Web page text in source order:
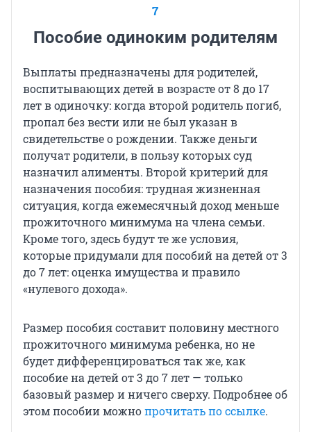
7
Пособие одиноким родителям
Выплаты предназначены для родителей,
воспитывающих детей в возрасте от 8 до 17
лет в одиночку: когда второй родитель погиб,
пропал без вести или не был указан в
свидетельстве о рождении. Также деньги
получат родители, в пользу которых суд
назначил алименты. Второй критерий для
назначения пособия: трудная жизненная
ситуация, когда ежемесячный доход меньше
прожиточного минимума на члена семьи.
Кроме того, здесь будут те же условия,
которые придумали для пособий на детей от 3
до 7 лет: оценка имущества и правило
«нулевого дохода».
Размер пособия составит половину местного
прожиточного минимума ребенка, но не
будет дифференцироваться так же, как
пособие на детей от 3 до 7 лет — только
базовый размер и ничего сверху. Подробнее об
этом пособии можнопрочитать по ссылке.